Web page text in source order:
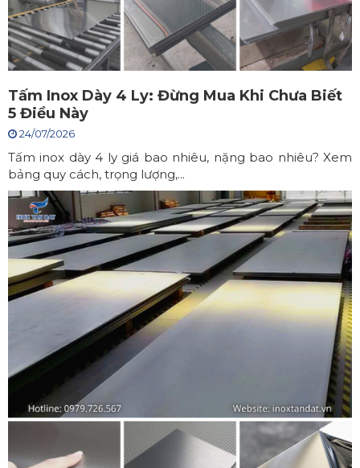
Tấm Inox Dày 4 Ly: Đừng Mua Khi Chưa Biết
5 Điều Này
24/07/2026
Tấm inox dày 4 ly giá bao nhiêu, nặng bao nhiêu? Xem
bảng quy cách, trọng lượng,...